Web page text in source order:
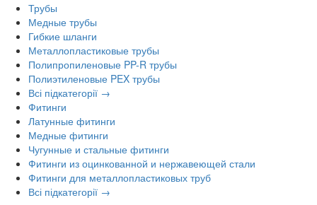
Трубы
Медные трубы
Гибкие шланги
Металлопластиковые трубы
Полипропиленовые PP-R трубы
Полиэтиленовые PEX трубы
Всі підкатегорії →
Фитинги
Латунные фитинги
Медные фитинги
Чугунные и стальные фитинги
Фитинги из оцинкованной и нержавеющей стали
Фитинги для металлопластиковых труб
Всі підкатегорії →